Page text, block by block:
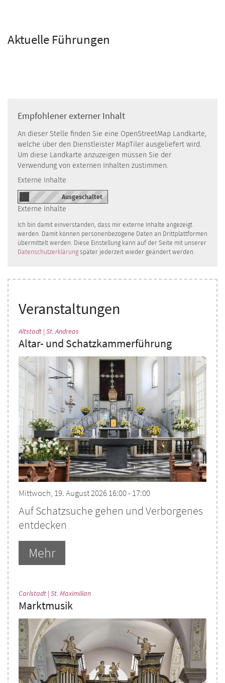
Aktuelle Führungen
Empfohlener externer Inhalt
An dieser Stelle finden Sie eine OpenStreetMap Landkarte,
welche über den Dienstleister MapTiler ausgeliefert wird.
Um diese Landkarte anzuzeigen müssen Sie der
Verwendung von externen Inhalten zustimmen.
Externe Inhalte
Externe Inhalte
Ich bin damit einverstanden, dass mir externe Inhalte angezeigt
werden. Damit können personenbezogene Daten an Drittplattformen
übermittelt werden. Diese Einstellung kann auf der Seite mit unserer
Datenschutzerklärung später jederzeit wieder geändert werden.
Veranstaltungen
Altstadt | St. Andreas
Altar- und Schatzkammerführung
Mittwoch, 19. August 2026 16:00 - 17:00
Auf Schatzsuche gehen und Verborgenes
entdecken
Mehr
Carlstadt | St. Maximilian:
Marktmusik